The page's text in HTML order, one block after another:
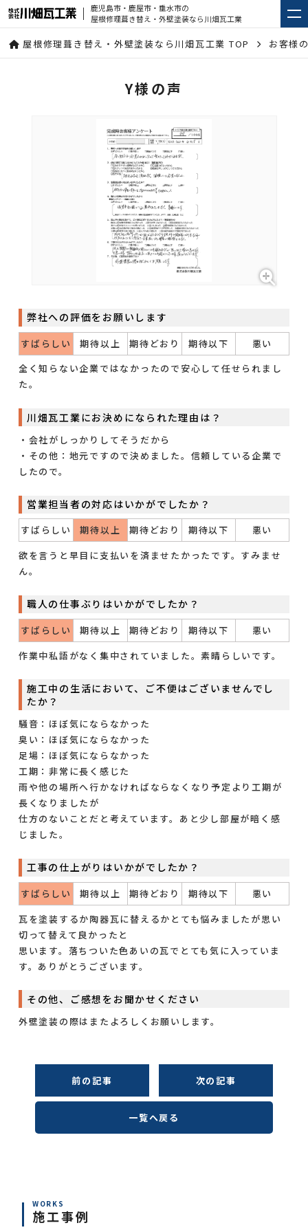
鹿児島市・鹿屋市・垂水市の
屋根修理葺き替え・外壁塗装なら川畑瓦工業
屋根修理葺き替え・外壁塗装なら川畑瓦工業 TOP お客様
Y様の声
弊社への評価をお願いします
すばらしい 期待以上 期待どおり 期待以下
悪い
全く知らない企業ではなかったので安心して任せられまし
た。
川畑瓦工業にお決めになられた理由は？
・会社がしっかりしてそうだから
・その他：地元ですので決めました。信頼している企業で
したので。
営業担当者の対応はいかがでしたか？
すばらしい 期待以上 期待どおり 期待以下
悪い
欲を言うと早目に支払いを済ませたかったです。すみませ
ん。
職人の仕事ぶりはいかがでしたか？
すばらしい 期待以上 期待どおり 期待以下
悪い
作業中私語がなく集中されていました。素晴らしいです。
施工中の生活において、ご不便はございませんでし
たか？
騒音：ほぼ気にならなかった
臭い：ほぼ気にならなかった
足場：ほぼ気にならなかった
工期：非常に長く感じた
雨や他の場所へ行かなければならなくなり予定より工期が
長くなりましたが
仕方のないことだと考えています。あと少し部屋が暗く感
じました。
工事の仕上がりはいかがでしたか？
すばらしい 期待以上 期待どおり 期待以下
悪い
瓦を塗装するか陶器瓦に替えるかとても悩みましたが思い
切って替えて良かったと
思います。落ちついた色あいの瓦でとても気に入っていま
す。ありがとうございます。
その他、ご感想をお聞かせください
外壁塗装の際はまたよろしくお願いします。
前の記事 次の記事
一覧へ戻る
WORKS
施工事例